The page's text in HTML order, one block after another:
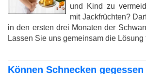
und Kind zu
mit Jackfrüchten?
in den ersten drei Monaten der
Lassen Sie uns gemeinsam die Lösung
Können Schnecken